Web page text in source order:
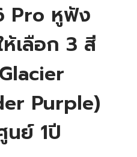
Pro หูฟัง
เลือก 3 สี
Purple)
นย์ 1ปี